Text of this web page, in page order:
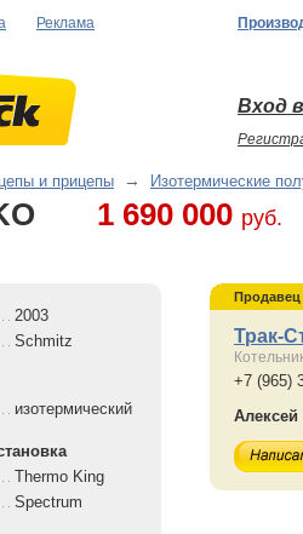
Реклама
Вход
и прицепы → Изотермические
1 690 000 руб.
2003
Schmitz
изотермический
Thermo King
Spectrum
Продавец
Трак-
+7 (965)
Алексей